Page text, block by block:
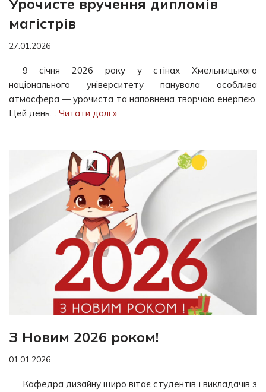
магістрів
27.01.2026
9 січня 2026 року у стінах Хмельницького
національного університету панувала особлива
атмосфера — урочиста та наповнена творчою енергією.
Цей день… Читати далі »
З Новим 2026 роком!
01.01.2026
Кафедра дизайну щиро вітає студентів і викладачів з